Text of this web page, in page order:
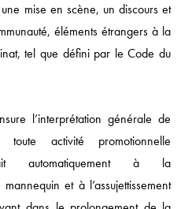
mise en scène, un discours et
éléments étrangers à la
tel que défini par le Code du
l’interprétation générale de
toute activité promotionnelle
automatiquement à la
et à l’assujettissement